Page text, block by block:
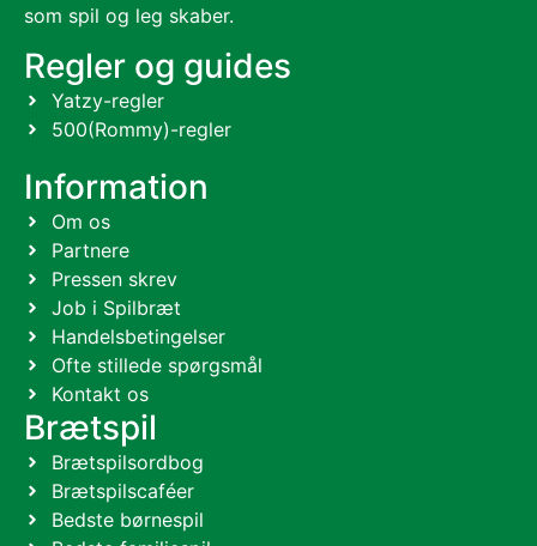
som spil og leg skaber.
Regler og guides
Yatzy-regler
500(Rommy)-regler
Information
Om os
Partnere
Pressen skrev
Job i Spilbræt
Handelsbetingelser
Ofte stillede spørgsmål
Kontakt os
Brætspil
Brætspilsordbog
Brætspilscaféer
Bedste børnespil